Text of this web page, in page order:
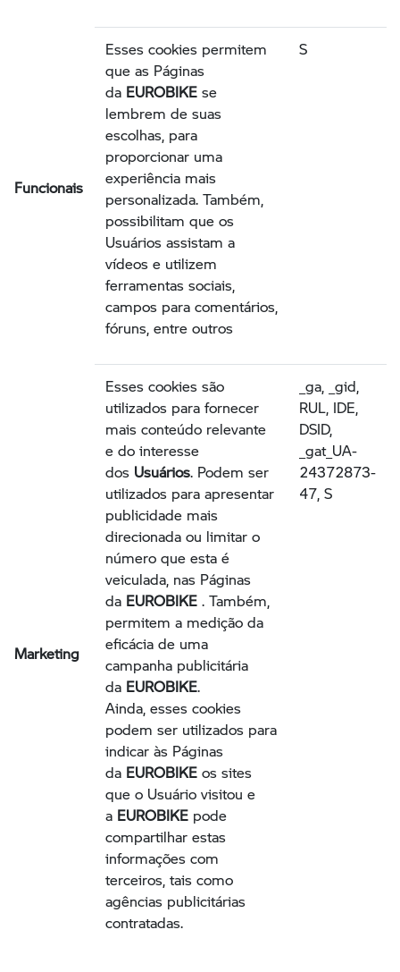
Funcionais
Esses cookies permitem
que as Páginas
da EUROBIKE se
lembrem de suas
escolhas, para
proporcionar uma
experiência mais
personalizada. Também,
possibilitam que os
Usuários assistam a
vídeos e utilizem
ferramentas sociais,
campos para comentários,
fóruns, entre outros
S
Marketing
Esses cookies são
utilizados para fornecer
mais conteúdo relevante
e do interesse
dos Usuários. Podem ser
utilizados para apresentar
publicidade mais
direcionada ou limitar o
número que esta é
veiculada, nas Páginas
da EUROBIKE . Também,
permitem a medição da
eficácia de uma
campanha publicitária
da EUROBIKE.
Ainda, esses cookies
podem ser utilizados para
indicar às Páginas
da EUROBIKE os sites
que o Usuário visitou e
a EUROBIKE pode
compartilhar estas
informações com
terceiros, tais como
agências publicitárias
contratadas.
_ga, _gid,
RUL, IDE,
DSID,
_gat_UA-
24372873-
47, S